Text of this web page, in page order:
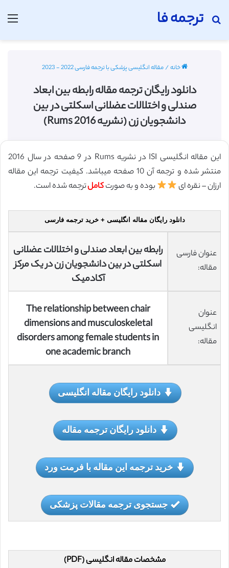
ترجمه فا
جستجو برای
خانه/مقاله انگلیسی پزشکی با ترجمه فارسی 2022 - 2023
دانلود رایگان ترجمه مقاله رابطه بین ابعاد
صندلی و اختلالات عضلانی اسکلتی در بین
دانشجویان زن (نشریه Rums 2016)
این مقاله انگلیسی ISI در نشریه Rums در 9 صفحه در سال 2016
منتشر شده و ترجمه آن 10 صفحه میباشد. کیفیت ترجمه این مقاله
ارزان – نقره ای
بوده و به صورتکاملترجمه شده است.
دانلود رایگان مقاله انگلیسی + خرید ترجمه فارسی
عنوان فارسی
مقاله:
رابطه بین ابعاد صندلی و اختلالات عضلانی
اسکلتی در بین دانشجویان زن در یک مرکز
آکادمیک
عنوان
انگلیسی
مقاله:
The relationship between chair
dimensions and musculoskeletal
disorders among female students in
one academic branch
دانلود رایگان مقاله انگلیسی
دانلود رایگان ترجمه مقاله
خرید ترجمه این مقاله با فرمت ورد
جستجوی ترجمه مقالات پزشکی
مشخصات مقاله انگلیسی (PDF)